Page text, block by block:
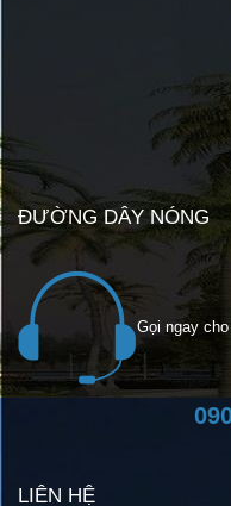
ĐƯỜNG DÂY NÓNG
Gọi ngay
LIÊN HỆ